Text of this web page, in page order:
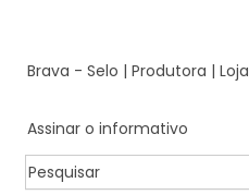
Brava - Selo | Produtora | Loja
Assinar o informativo
P